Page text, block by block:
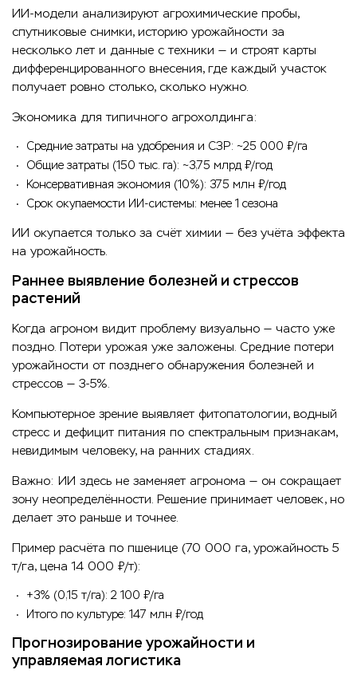
ИИ-модели анализируют агрохимические пробы,
спутниковые снимки, историю урожайности за
несколько лет и данные с техники — и строят карты
дифференцированного внесения, где каждый участок
получает ровно столько, сколько нужно.
Экономика для типичного агрохолдинга:
Средние затраты на удобрения и СЗР: ~25 000 ₽/га
Общие затраты (150 тыс. га): ~3,75 млрд ₽/год
Консервативная экономия (10%): 375 млн ₽/год
Срок окупаемости ИИ-системы: менее 1 сезона
ИИ окупается только за счёт химии — без учёта эффекта
на урожайность.
Раннее выявление болезней и стрессов
растений
Когда агроном видит проблему визуально — часто уже
поздно. Потери урожая уже заложены. Средние потери
урожайности от позднего обнаружения болезней и
стрессов — 3-5%.
Компьютерное зрение выявляет фитопатологии, водный
стресс и дефицит питания по спектральным признакам,
невидимым человеку, на ранних стадиях.
Важно: ИИ здесь не заменяет агронома — он сокращает
зону неопределённости. Решение принимает человек, но
делает это раньше и точнее.
Пример расчёта по пшенице (70 000 га, урожайность 5
т/га, цена 14 000 ₽/т):
+3% (0,15 т/га): 2 100 ₽/га
Итого по культуре: 147 млн ₽/год
Прогнозирование урожайности и
управляемая логистика